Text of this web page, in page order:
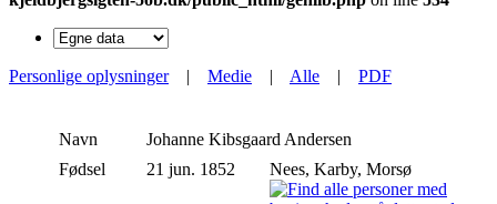
Personlige oplysninger| Medie | Alle | PDF
Navn Johanne Kibsgaard Andersen
Fødsel
21 jun. 1852 Nees, Karby, Morsø